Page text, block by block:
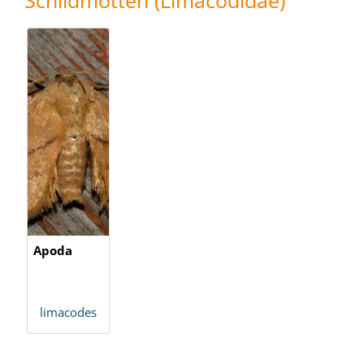
Apoda
limacodes